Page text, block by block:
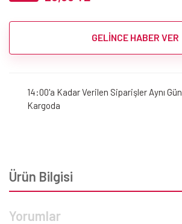
GELİNCE HABER VER
14:00'a Kadar Verilen Siparişler Aynı Gün
Kargoda
Ürün Bilgisi
Yorumlar